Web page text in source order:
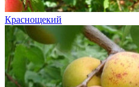
Краснощекий